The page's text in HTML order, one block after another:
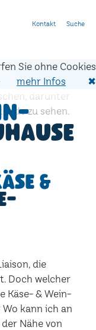
Sie ohne Cookies
mehr Infos ✖
&
die
Doch welcher
Käse- & Wein-
kann ich an
Nähe von